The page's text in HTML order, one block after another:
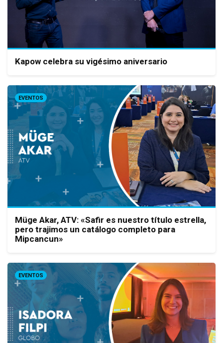
Kapow celebra su vigésimo aniversario
EVENTOS
Müge Akar, ATV: «Safir es nuestro título estrella,
pero trajimos un catálogo completo para
Mipcancun»
EVENTOS